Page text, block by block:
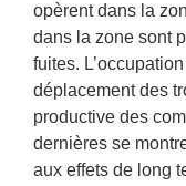
opèrent dans la
dans la zone sont
fuites.
déplacement des
productive des
dernières se
aux effets de long